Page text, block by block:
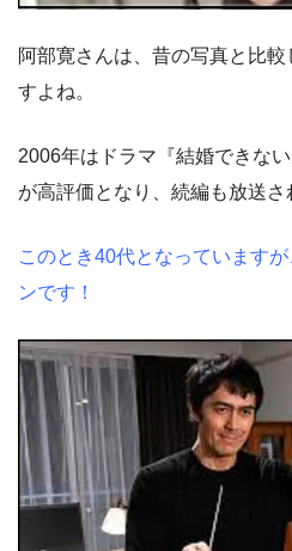
阿部寛さんは、昔の写真と比
すよね。
2006年はドラマ『結婚できな
が高評価となり、続編も放送さ
このとき40代となっています
ンです！